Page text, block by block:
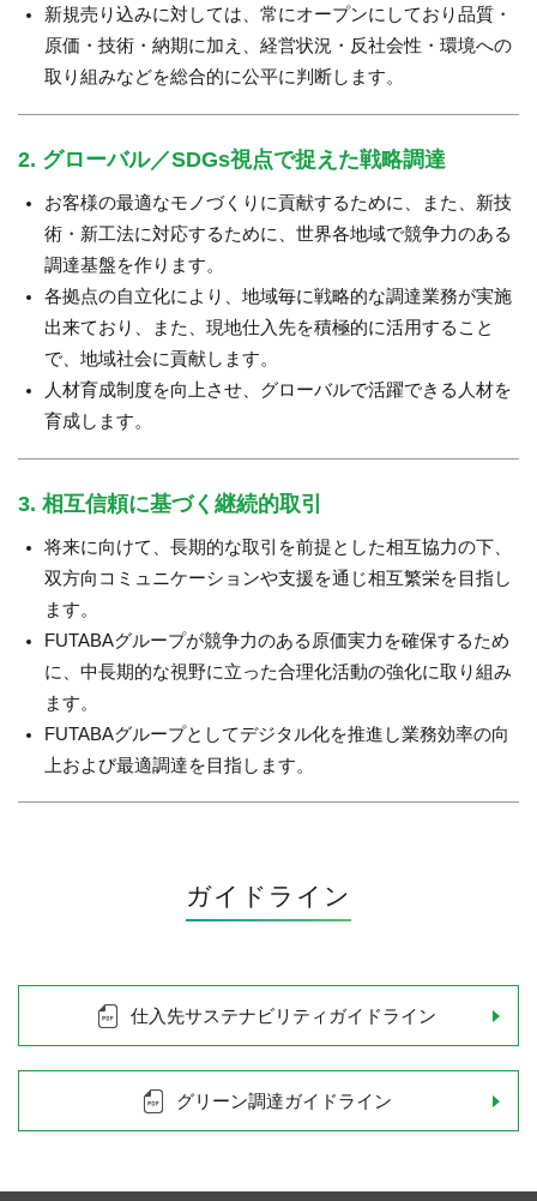
新規売り込みに対しては、常にオープンにしており品質・
原価・技術・納期に加え、経営状況・反社会性・環境への
取り組みなどを総合的に公平に判断します。
2. グローバル／SDGs視点で捉えた戦略調達
お客様の最適なモノづくりに貢献するために、また、新技
術・新工法に対応するために、世界各地域で競争力のある
調達基盤を作ります。
各拠点の自立化により、地域毎に戦略的な調達業務が実施
出来ており、また、現地仕入先を積極的に活用すること
で、地域社会に貢献します。
人材育成制度を向上させ、グローバルで活躍できる人材を
育成します。
3. 相互信頼に基づく継続的取引
将来に向けて、長期的な取引を前提とした相互協力の下、
双方向コミュニケーションや支援を通じ相互繁栄を目指し
ます。
FUTABAグループが競争力のある原価実力を確保するため
に、中長期的な視野に立った合理化活動の強化に取り組み
ます。
FUTABAグループとしてデジタル化を推進し業務効率の向
上および最適調達を目指します。
ガイドライン
仕入先サステナビリティガイドライン
グリーン調達ガイドライン